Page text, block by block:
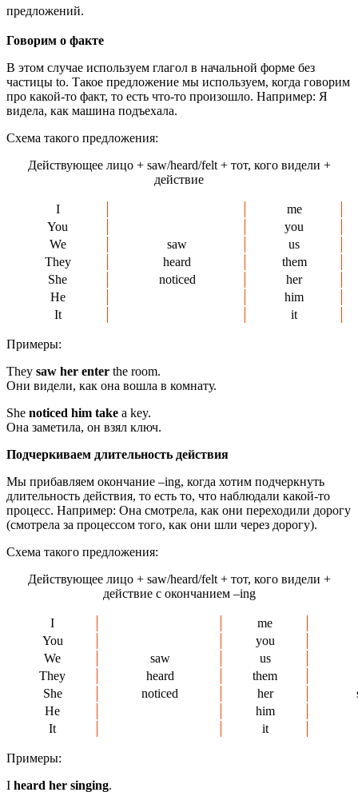
предложений.
Говорим о факте
В этом случае используем глагол в начальной форме без
частицы to. Такое предложение мы используем, когда говорим
про какой-то факт, то есть что-то произошло. Например: Я
видела, как машина подъехала.
Схема такого предложения:
Действующее лицо + saw/heard/felt + тот, кого видели +
действие
I
me
You
you
We
saw
us
They
heard
them
She
noticed
her
He
him
It
it
Примеры:
They saw her enter the room.
Они видели, как она вошла в комнату.
She noticed him take a key.
Она заметила, он взял ключ.
Подчеркиваем длительность действия
Мы прибавляем окончание –ing, когда хотим подчеркнуть
длительность действия, то есть то, что наблюдали какой-то
процесс. Например: Она смотрела, как они переходили дорогу
(смотрела за процессом того, как они шли через дорогу).
Схема такого предложения:
Действующее лицо + saw/heard/felt + тот, кого видели +
действие с окончанием –ing
I
me
You
you
We
saw
us
They
heard
them
She
noticed her
He
him
It
it
Примеры:
I heard her singing.